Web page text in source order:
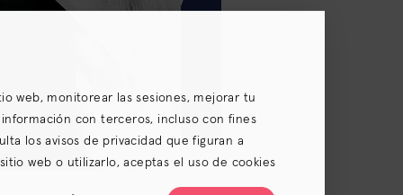
web, monitorear las sesiones, mejorar tu
con terceros, incluso con fines
los avisos de privacidad que figuran a
web o utilizarlo, aceptas el uso de cookies